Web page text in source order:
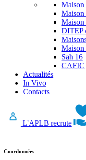
Maison
Maison
Maison
DITEP
Maison
Sah 16
CAFIC
Actualités
In Vivo
Contacts
L'APLB recrute
Coordonnées